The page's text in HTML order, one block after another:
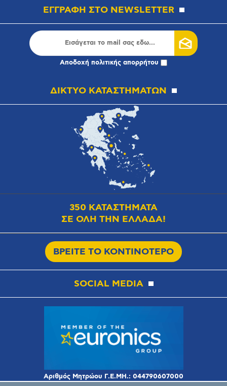
ΕΓΓΡΑΦΗ ΣΤΟ NEWSLETTER
Αποδοχή πολιτικής απορρήτου
ΔΙΚΤΥΟ ΚΑΤΑΣΤΗΜΑΤΩΝ
350 ΚΑΤΑΣΤΗΜΑΤΑ
ΣΕ ΟΛΗ ΤΗΝ ΕΛΛΑΔΑ!
ΒΡΕΙΤΕ ΤΟ ΚΟΝΤΙΝΟΤΕΡΟ
SOCIAL MEDIA